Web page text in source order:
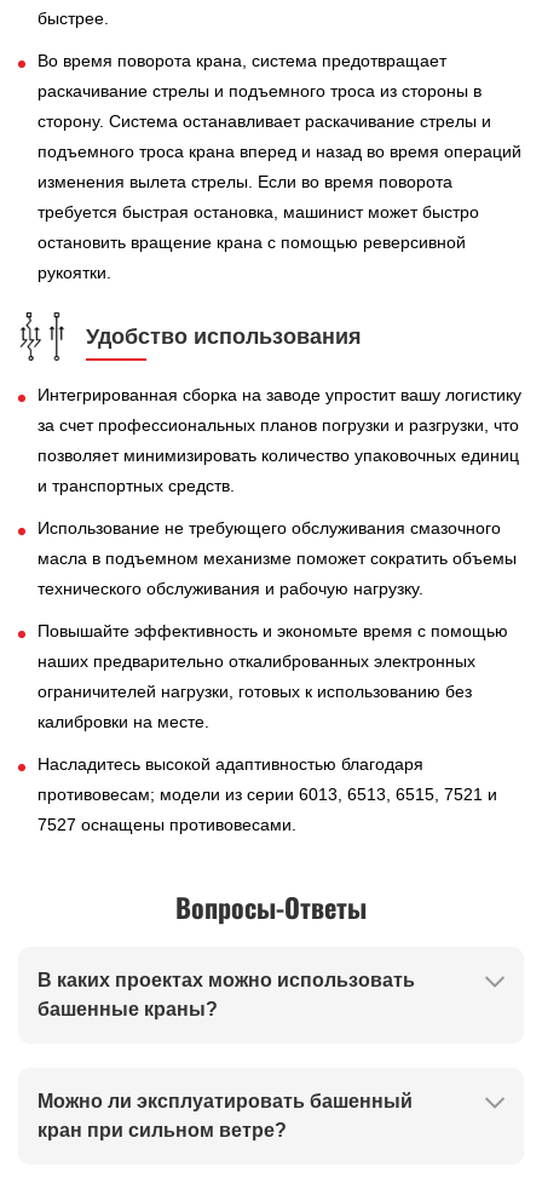
быстрее.
Во время поворота крана, система предотвращает
раскачивание стрелы и подъемного троса из стороны в
сторону. Система останавливает раскачивание стрелы и
подъемного троса крана вперед и назад во время операций
изменения вылета стрелы. Если во время поворота
требуется быстрая остановка, машинист может быстро
остановить вращение крана с помощью реверсивной
рукоятки.
Удобство использования
Интегрированная сборка на заводе упростит вашу логистику
за счет профессиональных планов погрузки и разгрузки, что
позволяет минимизировать количество упаковочных единиц
и транспортных средств.
Использование не требующего обслуживания смазочного
масла в подъемном механизме поможет сократить объемы
технического обслуживания и рабочую нагрузку.
Повышайте эффективность и экономьте время с помощью
наших предварительно откалиброванных электронных
ограничителей нагрузки, готовых к использованию без
калибровки на месте.
Насладитесь высокой адаптивностью благодаря
противовесам; модели из серии 6013, 6513, 6515, 7521 и
7527 оснащены противовесами.
Вопросы-Ответы
В каких проектах можно использовать
башенные краны?
Можно ли эксплуатировать башенный
кран при сильном ветре?